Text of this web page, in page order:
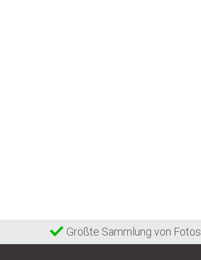
Größte Sammlung von Fotos